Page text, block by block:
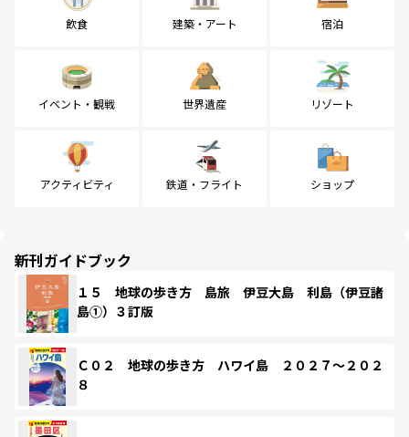
飲食 建築・アート 宿泊
イベント・観戦 世界遺産 リゾート
アクティビティ 鉄道・フライト ショップ
新刊ガイドブック
１５ 地球の歩き方 島旅 伊豆大島 利島（伊豆諸
島①）３訂版
Ｃ０２ 地球の歩き方 ハワイ島 ２０２７～２０２
８